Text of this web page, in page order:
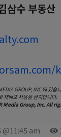
삼수 부동산
GROUP, INC 에 있습
재배포 사용을 금지합니다.
Media Group, Inc. All
am